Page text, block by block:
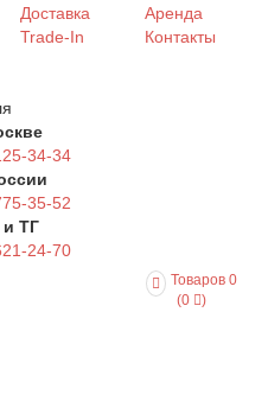
Доставка
Trade-In
Аренда
Контакты
34-34
35-52
и ТГ
24-70
Товаров 0
(0
)